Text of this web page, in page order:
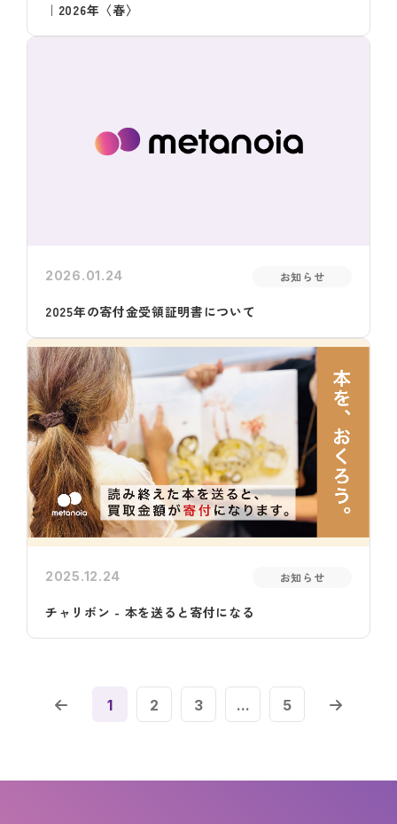
｜2026年〈春〉
2026.01.24 お知らせ
2025年の寄付金受領証明書について
2025.12.24 お知らせ
チャリボン - 本を送ると寄付になる
1 2 3 ... 5